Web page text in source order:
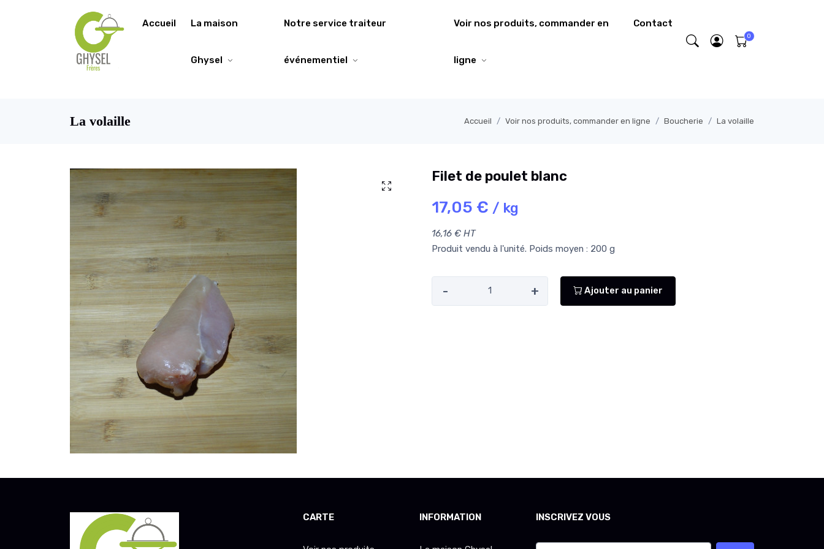
Accueil
La maison
Ghysel
Notre service traiteur
événementiel
Voir nos produits, commander en
ligne
Contact
La volaille Accueil Voir nos produits, commander en ligne Boucherie La volaille
Filet de poulet blanc
17,05 € / kg
16,16 € HT
Produit vendu à l'unité. Poids moyen : 200 g
- + Ajouter au panier
CARTE INFORMATION INSCRIVEZ VOUS